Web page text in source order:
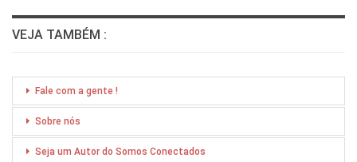
VEJA TAMBÉM :
Fale com a gente !
Sobre nós
Seja um Autor do Somos Conectados